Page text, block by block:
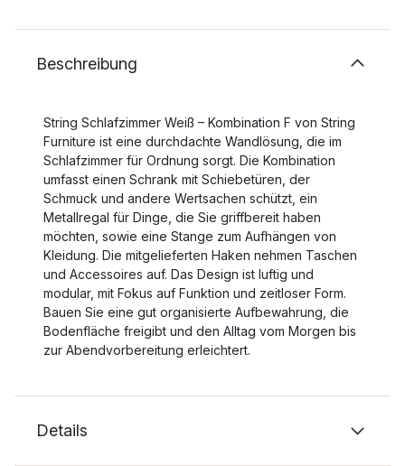
Beschreibung
String Schlafzimmer Weiß – Kombination F von String
Furniture ist eine durchdachte Wandlösung, die im
Schlafzimmer für Ordnung sorgt. Die Kombination
umfasst einen Schrank mit Schiebetüren, der
Schmuck und andere Wertsachen schützt, ein
Metallregal für Dinge, die Sie griffbereit haben
möchten, sowie eine Stange zum Aufhängen von
Kleidung. Die mitgelieferten Haken nehmen Taschen
und Accessoires auf. Das Design ist luftig und
modular, mit Fokus auf Funktion und zeitloser Form.
Bauen Sie eine gut organisierte Aufbewahrung, die
Bodenfläche freigibt und den Alltag vom Morgen bis
zur Abendvorbereitung erleichtert.
Details